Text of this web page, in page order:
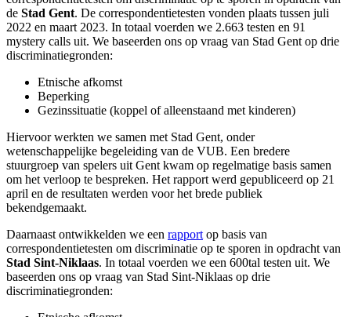
de Stad Gent. De correspondentietesten vonden plaats tussen juli
2022 en maart 2023. In totaal voerden we 2.663 testen en 91
mystery calls uit. We baseerden ons op vraag van Stad Gent op drie
discriminatiegronden:
Etnische afkomst
Beperking
Gezinssituatie (koppel of alleenstaand met kinderen)
Hiervoor werkten we samen met Stad Gent, onder
wetenschappelijke begeleiding van de VUB. Een bredere
stuurgroep van spelers uit Gent kwam op regelmatige basis samen
om het verloop te bespreken. Het rapport werd gepubliceerd op 21
april en de resultaten werden voor het brede publiek
bekendgemaakt.
Daarnaast ontwikkelden we een rapport op basis van
correspondentietesten om discriminatie op te sporen in opdracht van
Stad Sint-Niklaas. In totaal voerden we een 600tal testen uit. We
baseerden ons op vraag van Stad Sint-Niklaas op drie
discriminatiegronden: